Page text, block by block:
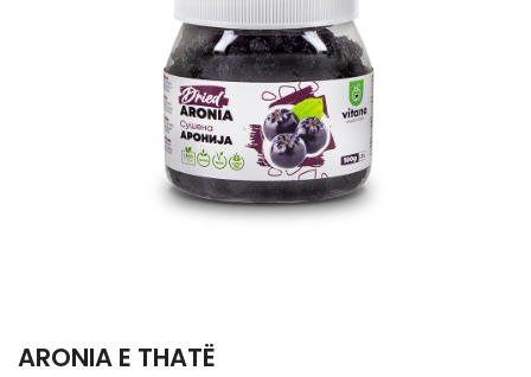
ARONIA E THATË